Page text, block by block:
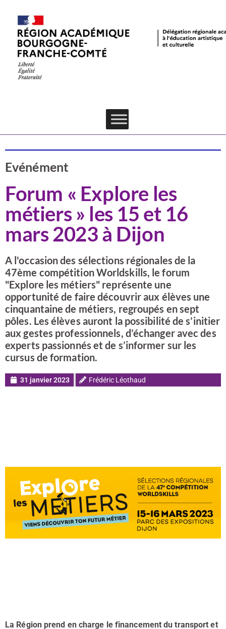
Actualités
Région
Evénément
Forum « Explore les
métiers » les 15 et 16
mars 2023 à Dijon
A l'occasion des sélections régionales de la
47ème compétition Worldskills, le forum
"Explore les métiers" représente une
opportunité de faire découvrir aux élèves une
cinquantaine de métiers, regroupés en sept
pôles. Les élèves auront la possibilité de s’initier
aux gestes professionnels, d’échanger avec des
experts passionnés et de s’informer sur les
cursus de formation.
31 janvier 2023 Frédéric Léothaud
La Région prend en charge le financement du transport et